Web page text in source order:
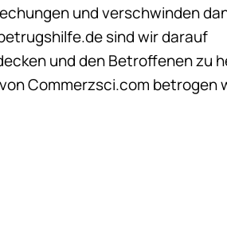
und verschwinden
sind wir darauf
und den Betroffenen zu
Commerzsci.com betrogen